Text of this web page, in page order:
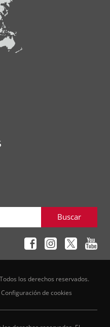
Buscar
los derechos reservados.
Configuración de cookies